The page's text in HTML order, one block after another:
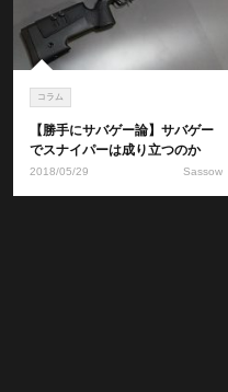
コラム
【勝手にサバゲー論】サバゲー
でスナイパーは成り立つのか
2018/05/29 Sassow